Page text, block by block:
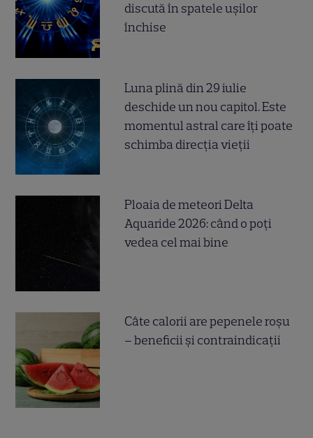
discută în spatele ușilor
închise
Luna plină din 29 iulie
deschide un nou capitol. Este
momentul astral care îți poate
schimba direcția vieții
Ploaia de meteori Delta
Aquaride 2026: când o poți
vedea cel mai bine
Câte calorii are pepenele roșu
– beneficii și contraindicații